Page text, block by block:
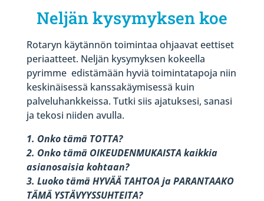
Neljän kysymyksen koe
Rotaryn käytännön toimintaa ohjaavat eettiset
periaatteet. Neljän kysymyksen kokeella
pyrimme edistämään hyviä toimintatapoja niin
keskinäisessä kanssakäymisessä kuin
palveluhankkeissa. Tutki siis ajatuksesi, sanasi
ja tekosi niiden avulla.
1. Onko tämä TOTTA?
2. Onko tämä OIKEUDENMUKAISTA kaikkia
asianosaisia kohtaan?
3. Luoko tämä HYVÄÄ TAHTOA ja PARANTAAKO
TÄMÄ YSTÄVYYSSUHTEITA?